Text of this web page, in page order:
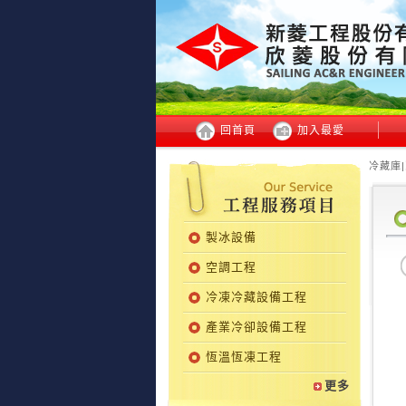
回首頁 加入最愛
製冰設備
空調工程
冷凍冷藏設備工程
產業冷卻設備工程
恆溫恆凍工程
更多
冷藏